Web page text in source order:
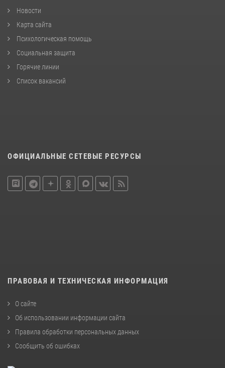
Новости
Карта сайта
Психологическая помощь
Социальная защита
Горячие линии
Список вакансий
ОФИЦИАЛЬНЫЕ СЕТЕВЫЕ РЕСУРСЫ
ПРАВОВАЯ И ТЕХНИЧЕСКАЯ ИНФОРМАЦИЯ
О сайте
Об использовании информации сайта
Правила обработки персональных данных
Сообщить об ошибках